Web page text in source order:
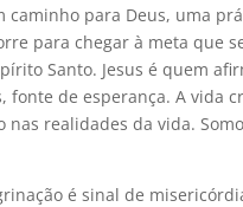
caminho para Deus, uma
para chegar à meta que
Santo. Jesus é quem
fonte de esperança. A vida
realidades da vida.
é sinal de